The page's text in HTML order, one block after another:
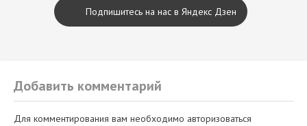
Подпишитесь на нас в Яндекс Дзен
Добавить комментарий
Для комментирования вам необходимо авторизоваться